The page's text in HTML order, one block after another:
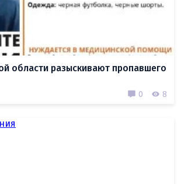
области разыскивают пропавшего
0 8